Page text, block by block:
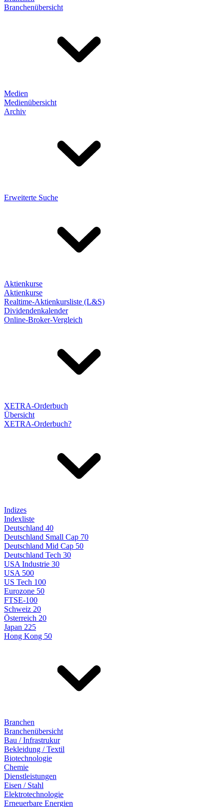
Branchenübersicht
Medien
Medienübersicht
Archiv
Erweiterte Suche
Aktienkurse
Aktienkurse
Realtime-Aktienkursliste (L&S)
Dividendenkalender
Online-Broker-Vergleich
XETRA-Orderbuch
Übersicht
XETRA-Orderbuch?
Indizes
Indexliste
Deutschland 40
Deutschland Small Cap 70
Deutschland Mid Cap 50
Deutschland Tech 30
USA Industrie 30
USA 500
US Tech 100
Eurozone 50
FTSE-100
Schweiz 20
Österreich 20
Japan 225
Hong Kong 50
Branchen
Branchenübersicht
Bau / Infrastrukur
Bekleidung / Textil
Biotechnologie
Chemie
Dienstleistungen
Eisen / Stahl
Elektrotechnologie
Erneuerbare Energien